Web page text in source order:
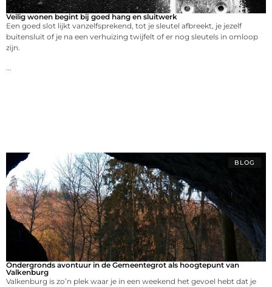
Veilig wonen begint bij goed hang en sluitwerk
Een goed slot lijkt vanzelfsprekend, tot je sleutel afbreekt, je jezelf
buitensluit of je na een verhuizing twijfelt of er nog sleutels in omloop
zijn.
BLOG
Ondergronds avontuur in de Gemeentegrot als hoogtepunt van
Valkenburg
Valkenburg is zo’n plek waar je in een weekend het gevoel hebt dat je